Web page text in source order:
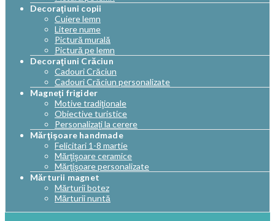
Decoraţiuni copii
Cuiere lemn
Litere nume
Pictură murală
Pictură pe lemn
Decoraţiuni Crăciun
Cadouri Crăciun
Cadouri Crăciun personalizate
Magneţi frigider
Motive tradiţionale
Obiective turistice
Personalizaţi la cerere
Mărţişoare handmade
Felicitari 1-8 martie
Mărţişoare ceramice
Mărţişoare personalizate
Mărturii magnet
Mărturii botez
Mărturii nuntă